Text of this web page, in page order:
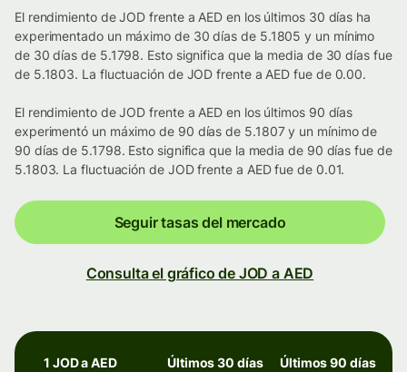
El rendimiento de JOD frente a AED en los últimos 30 días ha
experimentado un máximo de 30 días de 5.1805 y un mínimo
de 30 días de 5.1798. Esto significa que la media de 30 días fue
de 5.1803. La fluctuación de JOD frente a AED fue de 0.00.
El rendimiento de JOD frente a AED en los últimos 90 días
experimentó un máximo de 90 días de 5.1807 y un mínimo de
90 días de 5.1798. Esto significa que la media de 90 días fue de
5.1803. La fluctuación de JOD frente a AED fue de 0.01.
Seguir tasas del mercado
Consulta el gráfico de JOD a AED
1 JOD a AED Últimos 30 días Últimos 90 días